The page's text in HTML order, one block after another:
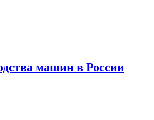
машин в России